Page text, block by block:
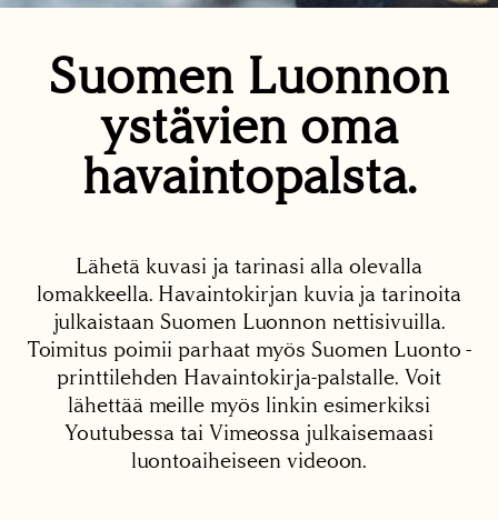
Suomen Luonnon
ystävien oma
havaintopalsta.
Lähetä kuvasi ja tarinasi alla olevalla
lomakkeella. Havaintokirjan kuvia ja tarinoita
julkaistaan Suomen Luonnon nettisivuilla.
Toimitus poimii parhaat myös Suomen Luonto -
printtilehden Havaintokirja-palstalle. Voit
lähettää meille myös linkin esimerkiksi
Youtubessa tai Vimeossa julkaisemaasi
luontoaiheiseen videoon.